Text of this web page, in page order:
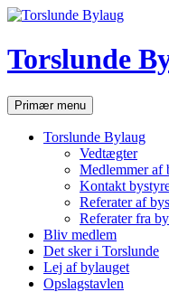
Hop
indhold
Torslunde
SøgPrimær menu
Torslunde Bylaug
Vedtægter
Medlemmer af
Kontakt
Referater af
Referater fra
Bliv medlem
Det sker i Torslunde
Lej af bylauget
Opslagstavlen